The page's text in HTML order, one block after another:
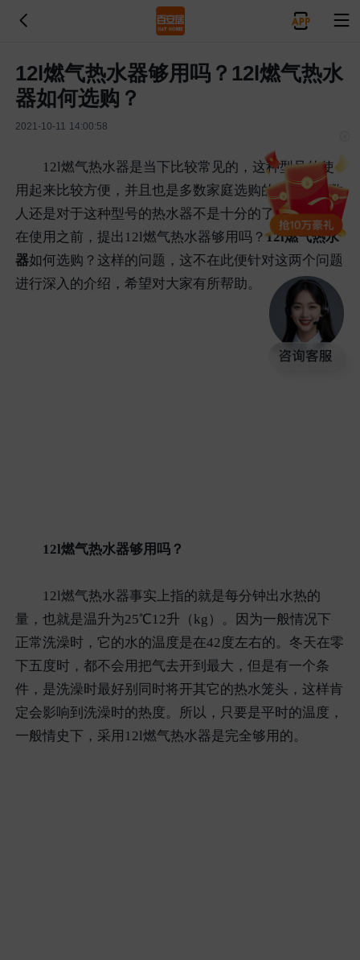
12l燃气热水器够用吗？12l燃气热水
器如何选购？
2021-10-11 14:00:58
12l燃气热水器是当下比较常见的，这种型号的使
用起来比较方便，并且也是多数家庭选购的，但是多数
人还是对于这种型号的热水器不是十分的了解。因此会
在使用之前，提出12l燃气热水器够用吗？12l燃气热水
器如何选购？这样的问题，这不在此便针对这两个问题
进行深入的介绍，希望对大家有所帮助。
12l燃气热水器够用吗？
12l燃气热水器事实上指的就是每分钟出水热的
量，也就是温升为25℃12升（kg）。因为一般情况下
正常洗澡时，它的水的温度是在42度左右的。冬天在零
下五度时，都不会用把气去开到最大，但是有一个条
件，是洗澡时最好别同时将开其它的热水笼头，这样肯
定会影响到洗澡时的热度。所以，只要是平时的温度，
一般情史下，采用12l燃气热水器是完全够用的。